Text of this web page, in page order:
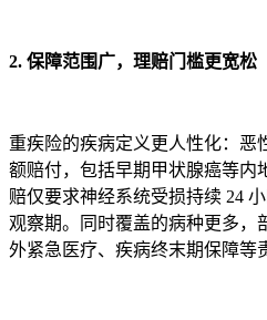
2. 保障范围广，理赔门槛更宽松
重疾险的疾病定义更人性化：恶
额赔付，包括早期甲状腺癌等内
赔仅要求神经系统受损持续 24
观察期。同时覆盖的病种更多，
外紧急医疗、疾病终末期保障等